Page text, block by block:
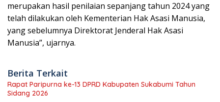
merupakan hasil penilaian sepanjang tahun 2024 yang
telah dilakukan oleh Kementerian Hak Asasi Manusia,
yang sebelumnya Direktorat Jenderal Hak Asasi
Manusia”, ujarnya.
Berita Terkait
Rapat Paripurna ke-13 DPRD Kabupaten Sukabumi Tahun
Sidang 2026